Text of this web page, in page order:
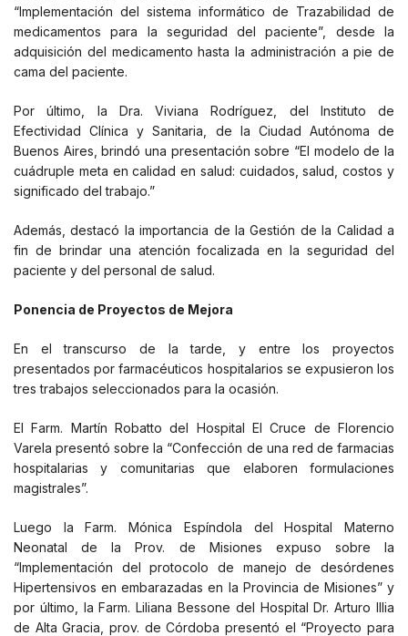
“Implementación del sistema informático de Trazabilidad de
medicamentos para la seguridad del paciente”, desde la
adquisición del medicamento hasta la administración a pie de
cama del paciente.
Por último, la Dra. Viviana Rodríguez, del Instituto de
Efectividad Clínica y Sanitaria, de la Ciudad Autónoma de
Buenos Aires, brindó una presentación sobre “El modelo de la
cuádruple meta en calidad en salud: cuidados, salud, costos y
significado del trabajo.”
Además, destacó la importancia de la Gestión de la Calidad a
fin de brindar una atención focalizada en la seguridad del
paciente y del personal de salud.
Ponencia de Proyectos de Mejora
En el transcurso de la tarde, y entre los proyectos
presentados por farmacéuticos hospitalarios se expusieron los
tres trabajos seleccionados para la ocasión.
El Farm. Martín Robatto del Hospital El Cruce de Florencio
Varela presentó sobre la “Confección de una red de farmacias
hospitalarias y comunitarias que elaboren formulaciones
magistrales”.
Luego la Farm. Mónica Espíndola del Hospital Materno
Neonatal de la Prov. de Misiones expuso sobre la
“Implementación del protocolo de manejo de desórdenes
Hipertensivos en embarazadas en la Provincia de Misiones” y
por último, la Farm. Liliana Bessone del Hospital Dr. Arturo Illia
de Alta Gracia, prov. de Córdoba presentó el “Proyecto para